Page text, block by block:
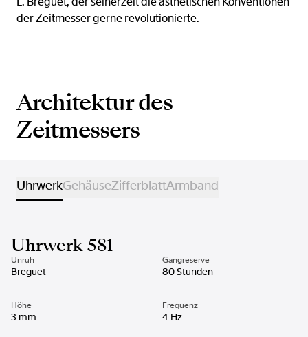
der Zeitmesser gerne revolutionierte.
Architektur des
Zeitmessers
UhrwerkGehäuseZifferblattArmband
Uhrwerk 581
Unruh
Breguet
Gangreserve
80 Stunden
Höhe
3 mm
Frequenz
4 Hz